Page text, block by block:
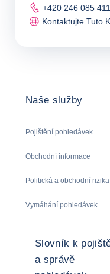
+420 246 085 411
Kontaktujte Tuto
Naše služby
Pojištění pohledávek
Obchodní informace
Politická a obchodní rizika
Vymáhání pohledávek
Slovník k
a správě